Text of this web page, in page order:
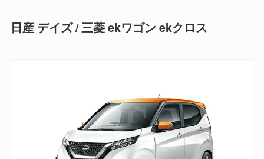
日産 デイズ / 三菱 ekワゴン ekクロス